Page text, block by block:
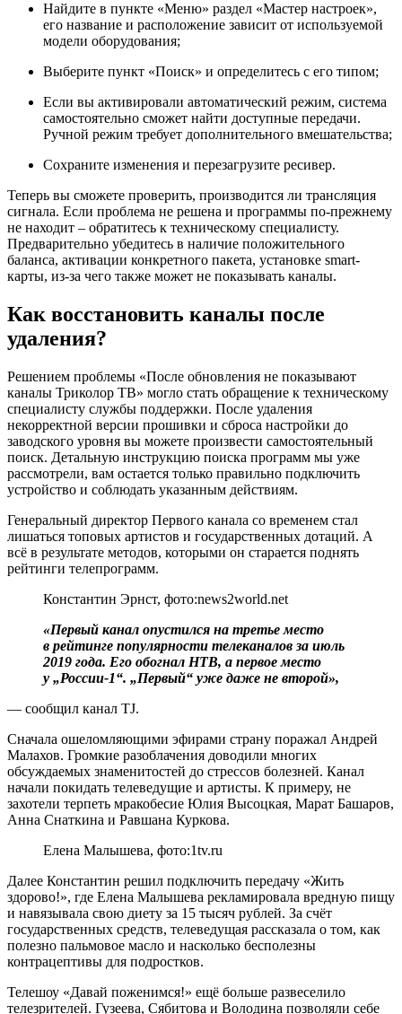
Найдите в пункте «Меню» раздел «Мастер настроек»,
его название и расположение зависит от используемой
модели оборудования;
Выберите пункт «Поиск» и определитесь с его типом;
Если вы активировали автоматический режим, система
самостоятельно сможет найти доступные передачи.
Ручной режим требует дополнительного вмешательства;
Сохраните изменения и перезагрузите ресивер.
Теперь вы сможете проверить, производится ли трансляция
сигнала. Если проблема не решена и программы по-прежнему
не находит – обратитесь к техническому специалисту.
Предварительно убедитесь в наличие положительного
баланса, активации конкретного пакета, установке smart-
карты, из-за чего также может не показывать каналы.
Как восстановить каналы после
удаления?
Решением проблемы «После обновления не показывают
каналы Триколор ТВ» могло стать обращение к техническому
специалисту службы поддержки. После удаления
некорректной версии прошивки и сброса настройки до
заводского уровня вы можете произвести самостоятельный
поиск. Детальную инструкцию поиска программ мы уже
рассмотрели, вам остается только правильно подключить
устройство и соблюдать указанным действиям.
Генеральный директор Первого канала со временем стал
лишаться топовых артистов и государственных дотаций. А
всё в результате методов, которыми он старается поднять
рейтинги телепрограмм.
Константин Эрнст, фото:news2world.net
«Первый канал опустился на третье место
в рейтинге популярности телеканалов за июль
2019 года. Его обогнал НТВ, а первое место
у „России-1“. „Первый“ уже даже не второй»,
— сообщил канал TJ.
Сначала ошеломляющими эфирами страну поражал Андрей
Малахов. Громкие разоблачения доводили многих
обсуждаемых знаменитостей до стрессов болезней. Канал
начали покидать телеведущие и артисты. К примеру, не
захотели терпеть мракобесие Юлия Высоцкая, Марат Башаров,
Анна Снаткина и Равшана Куркова.
Елена Малышева, фото:1tv.ru
Далее Константин решил подключить передачу «Жить
здорово!», где Елена Малышева рекламировала вредную пищу
и навязывала свою диету за 15 тысяч рублей. За счёт
государственных средств, телеведущая рассказала о том, как
полезно пальмовое масло и насколько бесполезны
контрацептивы для подростков.
Телешоу «Давай поженимся!» ещё больше развеселило
телезрителей. Гузеева, Сябитова и Володина позволяли себе